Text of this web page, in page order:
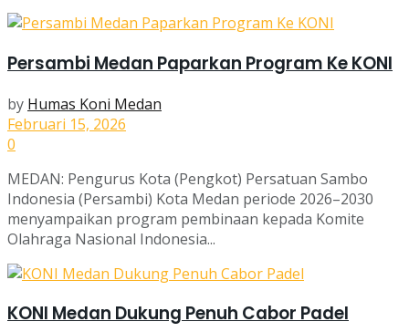
Persambi Medan Paparkan Program Ke KONI
by Humas Koni Medan
Februari 15, 2026
0
MEDAN: Pengurus Kota (Pengkot) Persatuan Sambo
Indonesia (Persambi) Kota Medan periode 2026–2030
menyampaikan program pembinaan kepada Komite
Olahraga Nasional Indonesia...
KONI Medan Dukung Penuh Cabor Padel